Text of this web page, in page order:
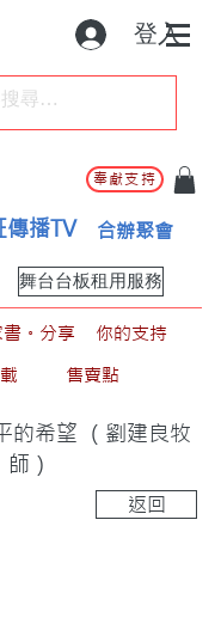
登入
奉獻支持
傳播TV 合辦聚會
舞台台板租用服務
書。分享
你的支持
售賣點
的希望 （劉建良牧
師）
返回